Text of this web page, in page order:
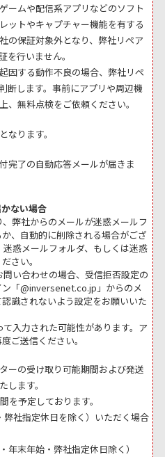
ームや配信系アプリなどのソフト
ットやキャプチャー機能を有する
の保証対象外となり、弊社リペア
を行いません。
因する動作不良の場合、弊社リペ
断します。事前にアプリや周辺機
、無料点検をご依頼ください。
ります。
完了の自動応答メールが届きま
ない場合
、弊社からのメールが迷惑メールフ
、自動的に削除される場合がござ
迷惑メールフォルダ、もしくは迷惑
さい。
問い合わせの場合、受信拒否設定の
「@inversenet.co.jp」からのメ
識されないよう設定をお願いいた
て入力された可能性があります。ア
ご送信ください。
ーの受け取り可能期間および発送
します。
を予定しております。
社指定休日を除く）いただく場合
年末年始・弊社指定休日除く）